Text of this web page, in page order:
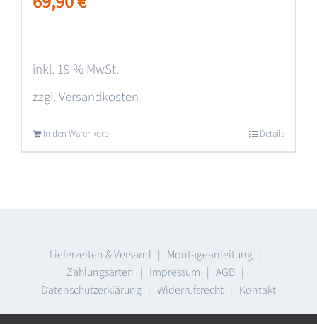
inkl. 19 % MwSt.
zzgl.Versandkosten
In den Warenkorb Details
Lieferzeiten & Versand | Montageanleitung|
Zahlungsarten | Impressum | AGB |
Datenschutzerklärung | Widerrufsrecht | Kontakt